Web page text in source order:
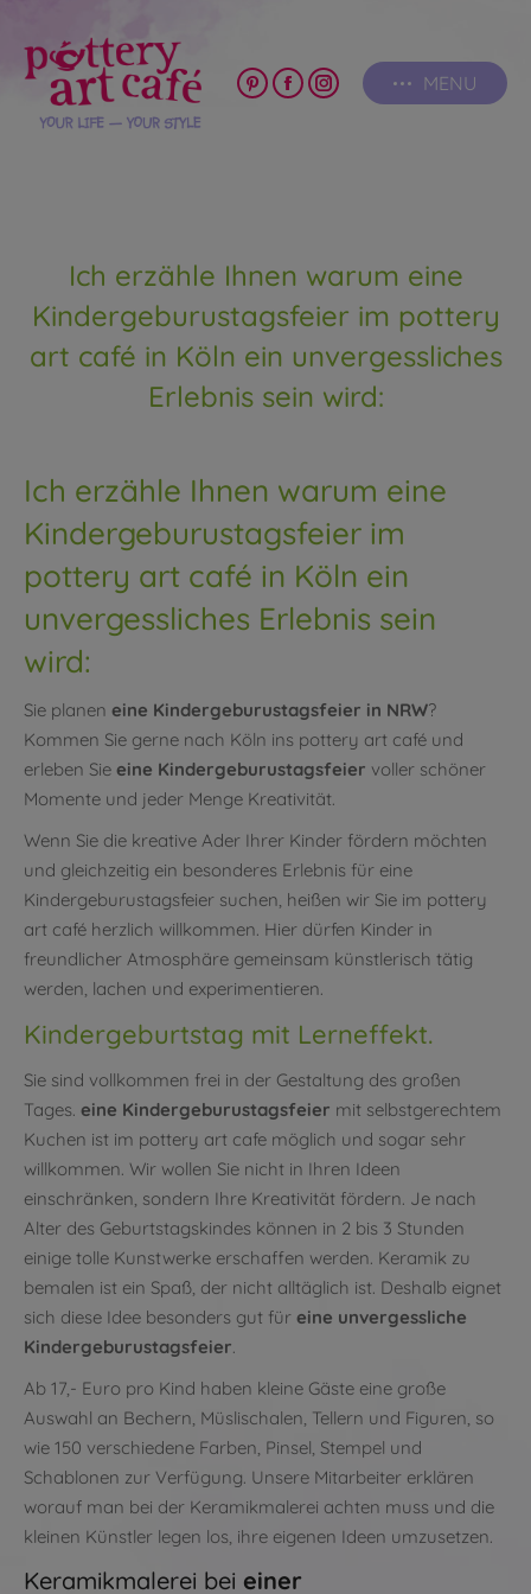
MENU
PinterestFacebook
Instagram
Ich erzähle Ihnen warum eine
Kindergeburustagsfeier im pottery
art café in Köln ein unvergessliches
Erlebnis sein wird:
Ich erzähle Ihnen warum eine
Kindergeburustagsfeier im
pottery art café in Köln ein
unvergessliches Erlebnis sein
wird:
Sie planen eine Kindergeburustagsfeier in NRW?
Kommen Sie gerne nach Köln ins pottery art café und
erleben Sie eine Kindergeburustagsfeier voller schöner
Momente und jeder Menge Kreativität.
Wenn Sie die kreative Ader Ihrer Kinder fördern möchten
und gleichzeitig ein besonderes Erlebnis für eine
Kindergeburustagsfeier suchen, heißen wir Sie im pottery
art café herzlich willkommen. Hier dürfen Kinder in
freundlicher Atmosphäre gemeinsam künstlerisch tätig
werden, lachen und experimentieren.
Kindergeburtstag mit Lerneffekt.
Sie sind vollkommen frei in der Gestaltung des großen
Tages. eine Kindergeburustagsfeier mit selbstgerechtem
Kuchen ist im pottery art cafe möglich und sogar sehr
willkommen. Wir wollen Sie nicht in Ihren Ideen
einschränken, sondern Ihre Kreativität fördern. Je nach
Alter des Geburtstagskindes können in 2 bis 3 Stunden
einige tolle Kunstwerke erschaffen werden. Keramik zu
bemalen ist ein Spaß, der nicht alltäglich ist. Deshalb eignet
sich diese Idee besonders gut für eine unvergessliche
Kindergeburustagsfeier.
Ab 17,- Euro pro Kind haben kleine Gäste eine große
Auswahl an Bechern, Müslischalen, Tellern und Figuren, so
wie 150 verschiedene Farben, Pinsel, Stempel und
Schablonen zur Verfügung. Unsere Mitarbeiter erklären
worauf man bei der Keramikmalerei achten muss und die
kleinen Künstler legen los, ihre eigenen Ideen umzusetzen.
Keramikmalerei bei einer